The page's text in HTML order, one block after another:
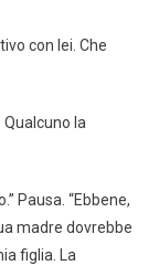
con lei. Che
la
Pausa. “Ebbene,
madre dovrebbe
figlia. La